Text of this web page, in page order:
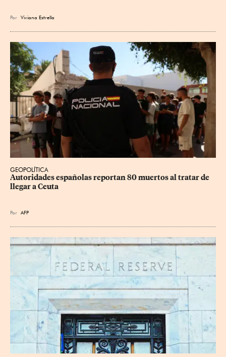
Por Viviana Estrella
GEOPOLÍTICA
Autoridades españolas reportan 80 muertos al tratar de
llegar a Ceuta
Por AFP